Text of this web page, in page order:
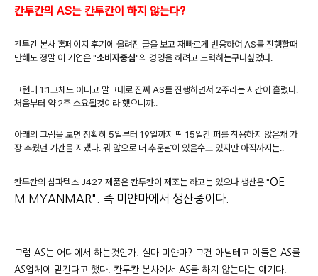
칸투칸의 AS는 칸투칸이 하지 않는다?
칸투칸 본사 홈페이지 후기에 올려진 글을 보고 재빠르게 반응하여 AS를 진행할때
만해도 정말 이 기업은 "소비자중심"의 경영을 하려고 노력하는구나싶었다.
그런데 1:1교체도 아니고 말그대로 진짜 AS를 진행하면서 2주라는 시간이 흘렀다.
처음부터 약 2주 소요될것이라 했으니까..
아래의 그림을 보면 정확히 5일부터 19일까지 딱 15일간 퍼를 착용하지 않은채 가
장 추웠던 기간을 지냈다. 뭐 앞으로 더 추운날이 있을수도 있지만 아직까지는..
칸투칸의 심파텍스 J427 제품은 칸투칸이 제조는 하고는 있으나 생산은 "OE
M
MYANMAR". 즉 미얀마에서 생산중이다.
그럼 AS는 어디에서 하는것인가. 설마 미얀마? 그건 아닐테고 이들은 AS를
AS업체에 맡긴다고 했다. 칸투칸 본사에서 AS를 하지 않는다는 얘기다.